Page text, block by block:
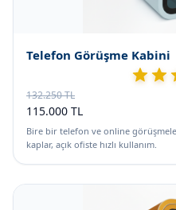
Telefon Görüşme Kabini
132.250 TL
115.000 TL
Bire bir telefon ve online
kaplar, açık ofiste hızlı kullanım.